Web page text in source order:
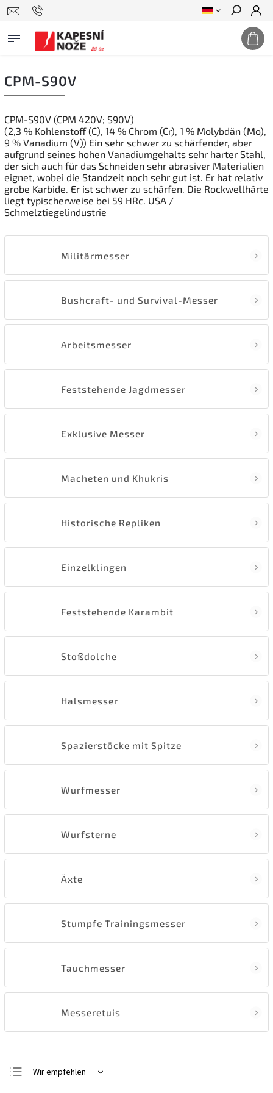
Suchen
CPM-S90V
CPM-S90V (CPM 420V; S90V)
(2,3 % Kohlenstoff (C), 14 % Chrom (Cr), 1 % Molybdän (Mo),
9 % Vanadium (V)) Ein sehr schwer zu schärfender, aber
aufgrund seines hohen Vanadiumgehalts sehr harter Stahl,
der sich auch für das Schneiden sehr abrasiver Materialien
eignet, wobei die Standzeit noch sehr gut ist. Er hat relativ
grobe Karbide. Er ist schwer zu schärfen. Die Rockwellhärte
liegt typischerweise bei 59 HRc. USA /
Schmelztiegelindustrie
Militärmesser
Bushcraft- und Survival-Messer
Arbeitsmesser
Feststehende Jagdmesser
Exklusive Messer
Macheten und Khukris
Historische Repliken
Einzelklingen
Feststehende Karambit
Stoßdolche
Halsmesser
Spazierstöcke mit Spitze
Wurfmesser
Wurfsterne
Äxte
Stumpfe Trainingsmesser
Tauchmesser
Messeretuis
Wir empfehlen